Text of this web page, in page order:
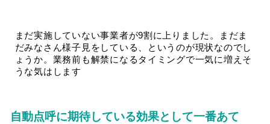
まだ実施していない事業者が9割に上りました。まだま
だみなさん様子見をしている、というのが現状なのでし
ょうか。業務前も解禁になるタイミングで一気に増えそ
うな気はします
自動点呼に期待している効果として一番あて